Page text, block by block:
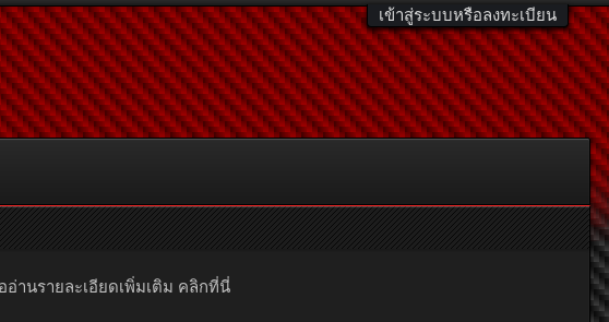
เข้าสู่ระบบหรือลงทะเบียน
อ่านรายละเอียดเพิ่มเติม คลิกที่นี่